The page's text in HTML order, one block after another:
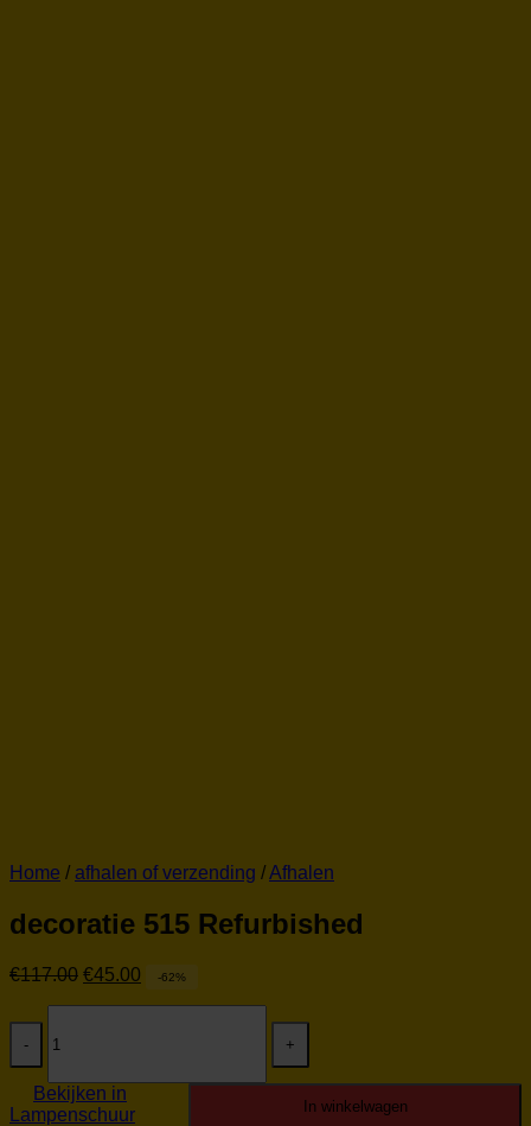
Home / afhalen of verzending /Afhalen
decoratie 515 Refurbished
€117.00 Oorspronkelijke
€45.00 Huidige
-62%
515
Refurbished
aantal
In winkelwagen
Bekijken in
Lampenschuur